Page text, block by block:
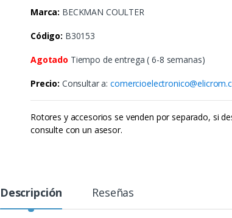
Marca: BECKMAN COULTER
Código: B30153
Agotado Tiempo de entrega ( 6-8 semanas)
Precio: Consultar a:
Rotores y accesorios se venden por separado, si
consulte con un asesor.
Descripción Reseñas